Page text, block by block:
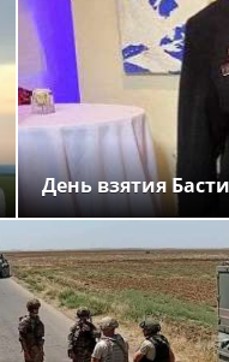
День взятия